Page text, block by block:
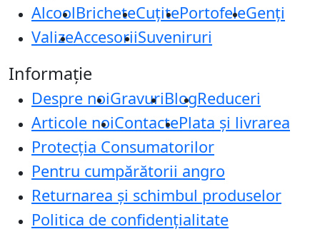
AlcoolBricheteCuțitePortofeleGenți
ValizeAccesoriiSuveniruri
Informație
Despre noiGravuriBlogReduceri
Articole noiContactePlata și livrarea
Protecţia Consumatorilor
Pentru cumpărătorii angro
Returnarea și schimbul produselor
Politica de confidențialitate